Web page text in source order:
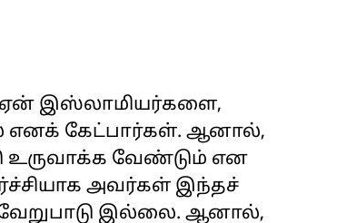
ஏன் இஸ்லாமியர்களை,
எனக் கேட்பார்கள். ஆனால்,
உருவாக்க வேண்டும் என
அவர்கள் இந்தச்
வேறுபாடு இல்லை. ஆனால்,